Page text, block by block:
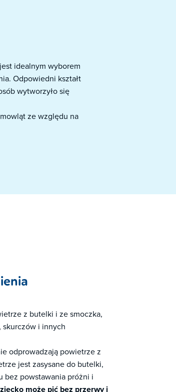
idealnym wyborem
Odpowiedni kształt
wytworzyło się
ze względu na
z butelki i ze smoczka,
i innych
odprowadzają powietrze z
jest zasysane do butelki,
bez powstawania próżni i
może pić bez przerwy i